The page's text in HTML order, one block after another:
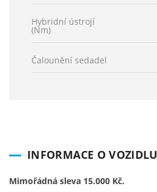
Hybridní ústrojí
(Nm)
Čalounění sedadel
INFORMACE O VOZIDLU
Mimořádná sleva 15.000 Kč.